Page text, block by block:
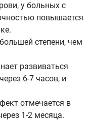
у больных с
повышается
степени, чем
развиваться
6-7 часов, и
отмечается в
1-2 месяца.